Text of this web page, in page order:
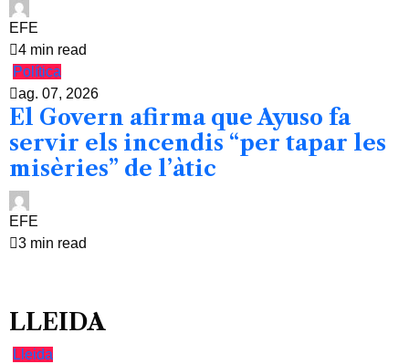
EFE
4 min read
Política
ag. 07, 2026
El Govern afirma que Ayuso fa
servir els incendis “per tapar les
misèries” de l’àtic
EFE
3 min read
LLEIDA
Lleida